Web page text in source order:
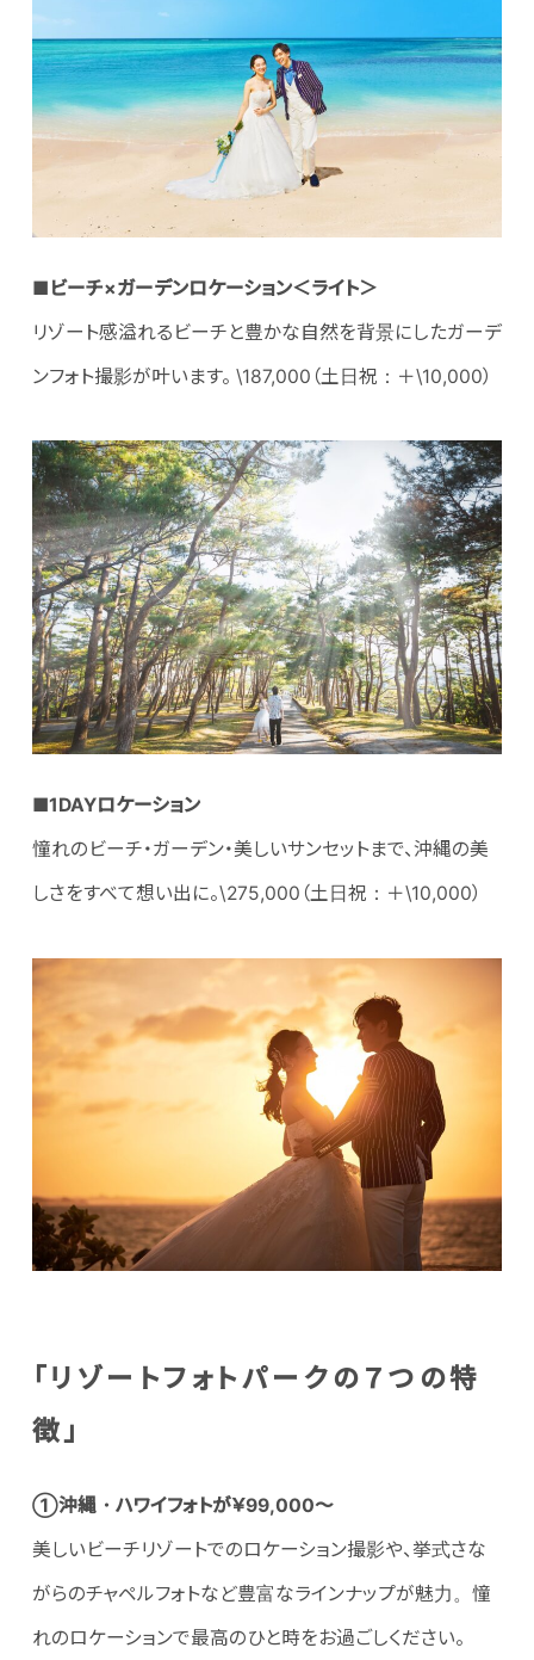
■ビーチ×ガーデンロケーション＜ライト＞
リゾート感溢れるビーチと豊かな自然を背景にしたガーデ
ンフォト撮影が叶います。 \187,000（土日祝：＋\10,000）
■1DAYロケーション
憧れのビーチ・ガーデン・美しいサンセットまで、沖縄の美
しさをすべて想い出に。\275,000（土日祝：＋\10,000）
「リゾートフォトパークの７つの特
徴」
①沖縄・ハワイフォトが￥99,000～
美しいビーチリゾートでのロケーション撮影や、挙式さな
がらのチャペルフォトなど豊富なラインナップが魅力。憧
れのロケーションで最高のひと時をお過ごしください。